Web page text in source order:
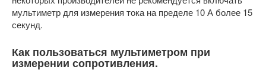
мультиметр для измерения тока на пределе 10 А более 15
секунд.
Как пользоваться мультиметром при
измерении сопротивления.